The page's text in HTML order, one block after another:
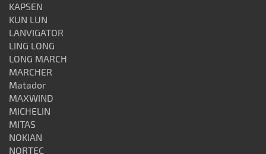
KAPSEN
KUN LUN
LANVIGATOR
LING LONG
LONG MARCH
MARCHER
Matador
MAXWIND
MICHELIN
MITAS
NOKIAN
NORTEC